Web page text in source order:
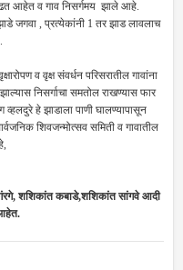
आहेत व गाव निसर्गमय झाले आहे.
जगवा , प्रत्येकांनी 1 तर झाड लावलाच
व वृक्ष संवर्धन परिसरातील गावांना
निसर्गाचा समतोल राखण्यास फार
व्हलदुरे हे झाडाला पाणी घालण्यापासून
शिवजन्मोत्सव समिती व गावातील
शशिकांत कबाडे,शशिकांत सांगवे आदी